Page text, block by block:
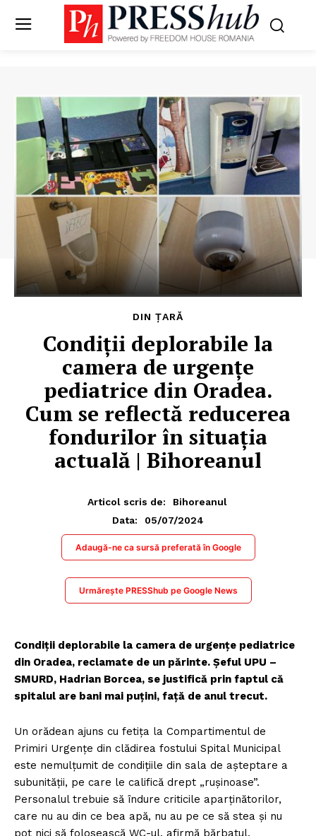
DIN ȚARĂ
Condiții deplorabile la
camera de urgențe
pediatrice din Oradea.
Cum se reflectă reducerea
fondurilor în situația
actuală | Bihoreanul
Articol scris de:
Bihoreanul
Data:
05/07/2024
Adaugă-ne ca sursă preferată în Google
Urmărește PRESShub pe Google News
Condiții deplorabile la camera de urgențe pediatrice
din Oradea, reclamate de un părinte. Șeful UPU –
SMURD, Hadrian Borcea, se justifică prin faptul că
spitalul are bani mai puțini, față de anul trecut.
Un orădean ajuns cu fetița la Compartimentul de
Primiri Urgențe din clădirea fostului Spital Municipal
este nemulțumit de condițiile din sala de așteptare a
subunității, pe care le califică drept „rușinoase”.
Personalul trebuie să îndure criticile aparținătorilor,
care nu au din ce bea apă, nu au pe ce să stea și nu
pot nici să folosească WC-ul, afirmă bărbatul.